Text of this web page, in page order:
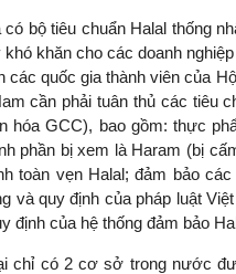
bộ tiêu chuẩn Halal thống
khăn cho các doanh
các quốc gia thành viên của
cần phải tuân thủ các tiêu
hóa GCC), bao gồm: thực
phần bị xem là Haram (bị
toàn vẹn Halal; đảm bảo
và quy định của pháp luật
định của hệ thống đảm bảo
chỉ có 2 cơ sở trong nước